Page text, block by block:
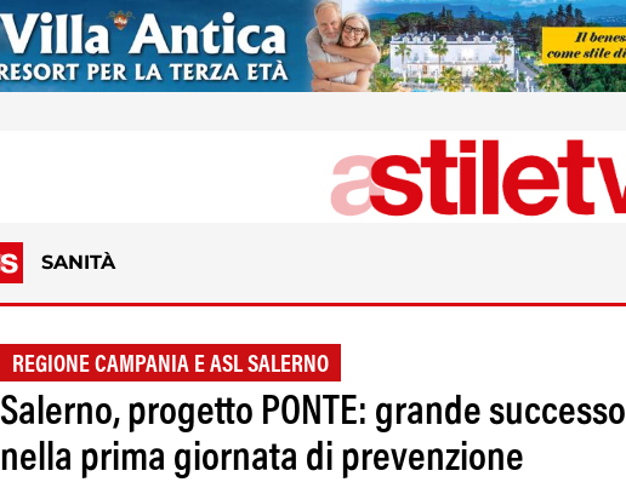
SANITÀ
REGIONE CAMPANIA E ASL SALERNO
Salerno, progetto PONTE: grande successo
nella prima giornata di prevenzione